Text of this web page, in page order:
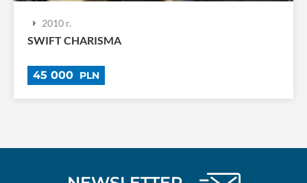
2010 r.
SWIFT CHARISMA
45 000 PLN